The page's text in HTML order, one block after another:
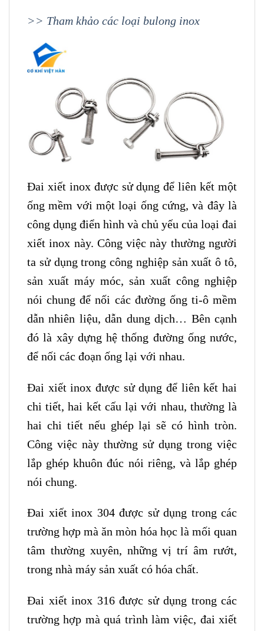
>> Tham khảo các loại bulong inox
Đai xiết inox được sử dụng để liên kết một
ống mềm với một loại ống cứng, và đây là
công dụng điển hình và chủ yếu của loại đai
xiết inox này. Công việc này thường người
ta sử dụng trong công nghiệp sản xuất ô tô,
sản xuất máy móc, sản xuất công nghiệp
nói chung để nối các đường ống ti-ô mềm
dẫn nhiên liệu, dẫn dung dịch… Bên cạnh
đó là xây dựng hệ thống đường ống nước,
để nối các đoạn ống lại với nhau.
Đai xiết inox được sử dụng để liên kết hai
chi tiết, hai kết cấu lại với nhau, thường là
hai chi tiết nếu ghép lại sẽ có hình tròn.
Công việc này thường sử dụng trong việc
lắp ghép khuôn đúc nói riêng, và lắp ghép
nói chung.
Đai xiết inox 304 được sử dụng trong các
trường hợp mà ăn mòn hóa học là mối quan
tâm thường xuyên, những vị trí âm rướt,
trong nhà máy sản xuất có hóa chất.
Đai xiết inox 316 được sử dụng trong các
trường hợp mà quá trình làm việc, đai xiết